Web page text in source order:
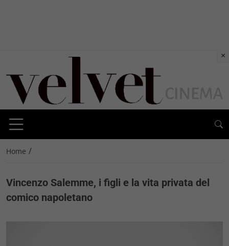
Home /
Vincenzo Salemme, i figli e la vita privata del
comico napoletano
×